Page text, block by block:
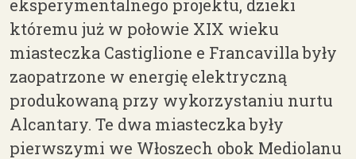
eksperymentalnego projektu, dzieki
któremu już w połowie XIX wieku
miasteczka Castiglione e Francavilla były
zaopatrzone w energię elektryczną
produkowaną przy wykorzystaniu nurtu
Alcantary. Te dwa miasteczka były
pierwszymi we Włoszech obok Mediolanu